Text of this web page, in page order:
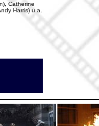
Catherine
Harris) u.a.